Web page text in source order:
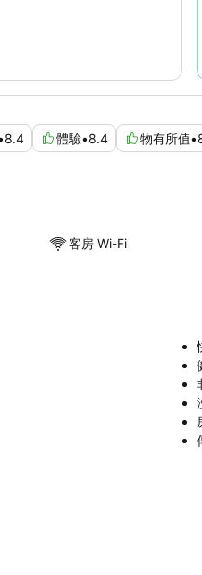
8.4 體驗•8.4 物有所值•
客房 Wi-Fi